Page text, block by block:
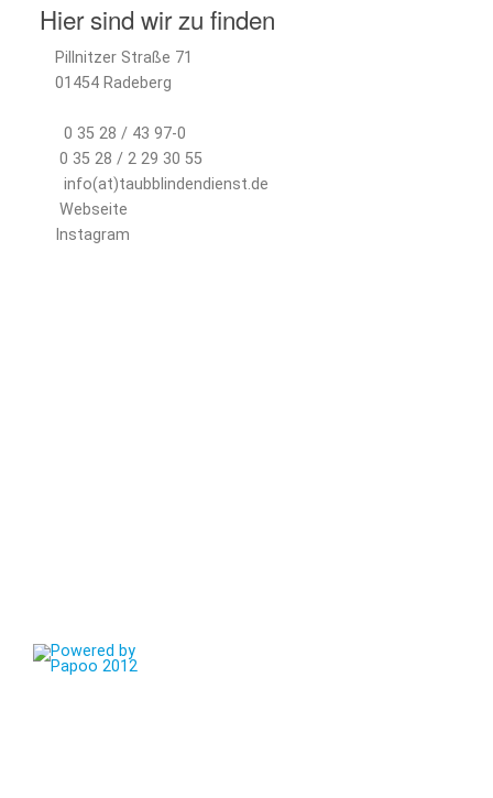
Hier sind wir zu finden
Pillnitzer Straße 71
01454 Radeberg
0 35 28 / 43 97-0
0 35 28 / 2 29 30 55
info(at)taubblindendienst.de
Webseite
Instagram